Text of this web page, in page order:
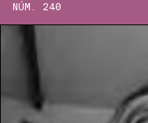
NÚM. 240